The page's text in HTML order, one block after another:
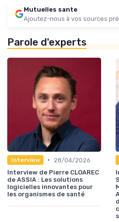
Mutuelles sante
Ajoutez-nous à vos sources
Parole d'experts
Interview •
28/04/2026
Interview de Pierre CLOAREC
de ASSIA : Les solutions
logicielles innovantes pour
les organismes de santé